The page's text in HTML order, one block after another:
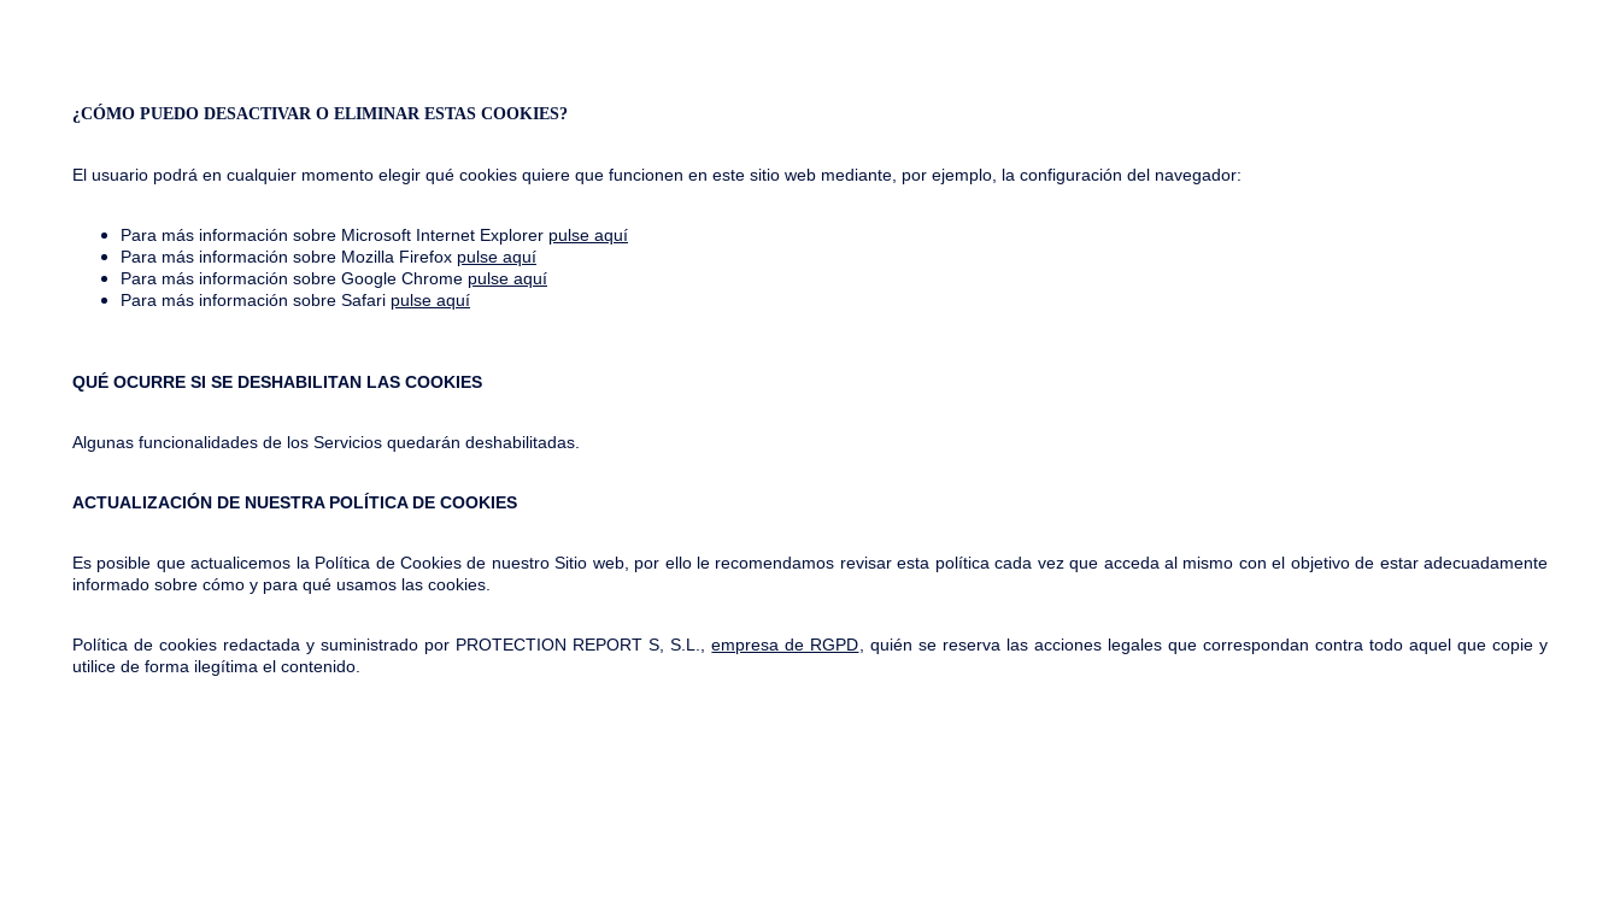
¿CÓMO PUEDO DESACTIVAR O ELIMINAR ESTAS COOKIES?
El usuario podrá en cualquier momento elegir qué cookies quiere que funcionen en este sitio web mediante, por ejemplo, la configuración del navegador:
Para más información sobre Microsoft Internet Explorer pulse aquí
Para más información sobre Mozilla Firefox pulse aquí
Para más información sobre Google Chrome pulse aquí
Para más información sobre Safari pulse aquí
QUÉ OCURRE SI SE DESHABILITAN LAS COOKIES
Algunas funcionalidades de los Servicios quedarán deshabilitadas.
ACTUALIZACIÓN DE NUESTRA POLÍTICA DE COOKIES
Es posible que actualicemos la Política de Cookies de nuestro Sitio web, por ello le recomendamos revisar esta política cada vez que acceda al mismo con el objetivo de estar adecuadamente
informado sobre cómo y para qué usamos las cookies.
Política de cookies redactada y suministrado por PROTECTION REPORT S, S.L.,empresa de RGPD , quién se reserva las acciones legales que correspondan contra todo aquel que copie y
utilice de forma ilegítima el contenido.